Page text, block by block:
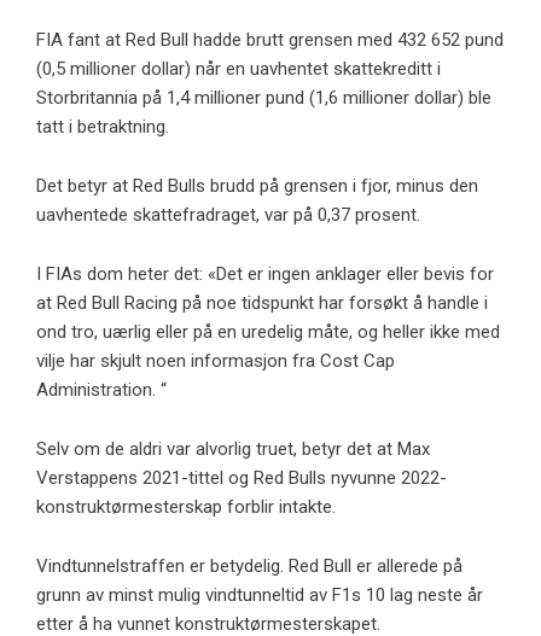
FIA fant at Red Bull hadde brutt grensen med 432 652 pund
(0,5 millioner dollar) når en uavhentet skattekreditt i
Storbritannia på 1,4 millioner pund (1,6 millioner dollar) ble
tatt i betraktning.
Det betyr at Red Bulls brudd på grensen i fjor, minus den
uavhentede skattefradraget, var på 0,37 prosent.
I FIAs dom heter det: «Det er ingen anklager eller bevis for
at Red Bull Racing på noe tidspunkt har forsøkt å handle i
ond tro, uærlig eller på en uredelig måte, og heller ikke med
vilje har skjult noen informasjon fra Cost Cap
Administration. “
Selv om de aldri var alvorlig truet, betyr det at Max
Verstappens 2021-tittel og Red Bulls nyvunne 2022-
konstruktørmesterskap forblir intakte.
Vindtunnelstraffen er betydelig. Red Bull er allerede på
grunn av minst mulig vindtunneltid av F1s 10 lag neste år
etter å ha vunnet konstruktørmesterskapet.